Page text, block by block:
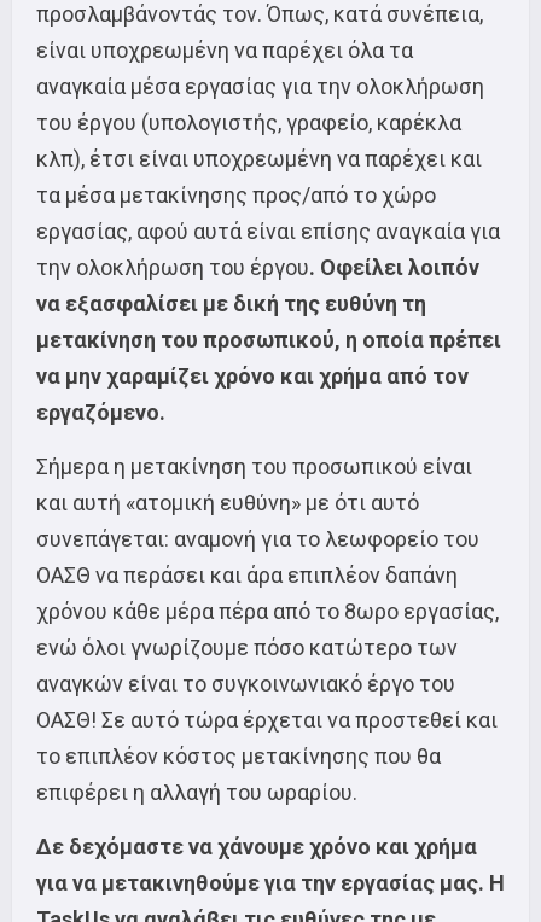
προσλαμβάνοντάς τον. Όπως, κατά συνέπεια,
είναι υποχρεωμένη να παρέχει όλα τα
αναγκαία μέσα εργασίας για την ολοκλήρωση
του έργου (υπολογιστής, γραφείο, καρέκλα
κλπ), έτσι είναι υποχρεωμένη να παρέχει και
τα μέσα μετακίνησης προς/από το χώρο
εργασίας, αφού αυτά είναι επίσης αναγκαία για
την ολοκλήρωση του έργου. Οφείλει λοιπόν
να εξασφαλίσει με δική της ευθύνη τη
μετακίνηση του προσωπικού, η οποία πρέπει
να μην χαραμίζει χρόνο και χρήμα από τον
εργαζόμενο.
Σήμερα η μετακίνηση του προσωπικού είναι
και αυτή «ατομική ευθύνη» με ότι αυτό
συνεπάγεται: αναμονή για το λεωφορείο του
ΟΑΣΘ να περάσει και άρα επιπλέον δαπάνη
χρόνου κάθε μέρα πέρα από το 8ωρο εργασίας,
ενώ όλοι γνωρίζουμε πόσο κατώτερο των
αναγκών είναι το συγκοινωνιακό έργο του
ΟΑΣΘ! Σε αυτό τώρα έρχεται να προστεθεί και
το επιπλέον κόστος μετακίνησης που θα
επιφέρει η αλλαγή του ωραρίου.
Δε δεχόμαστε να χάνουμε χρόνο και χρήμα
για να μετακινηθούμε για την εργασίας μας. Η